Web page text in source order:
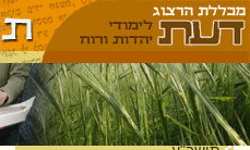
בית